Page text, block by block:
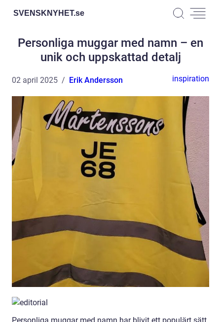
SVENSKNYHET.se
Personliga muggar med namn – en
unik och uppskattad detalj
02 april 2025 Erik Andersson inspiration